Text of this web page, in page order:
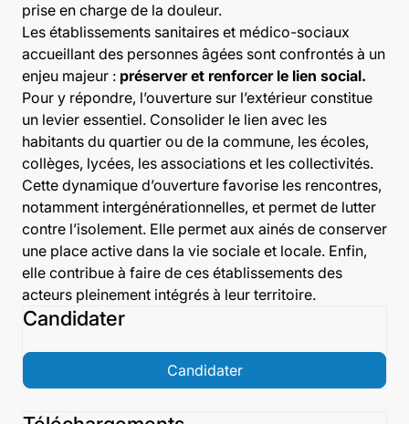
prise en charge de la douleur.
Les établissements sanitaires et médico-sociaux
accueillant des personnes âgées sont confrontés à un
enjeu majeur : préserver et renforcer le lien social.
Pour y répondre, l’ouverture sur l’extérieur constitue
un levier essentiel. Consolider le lien avec les
habitants du quartier ou de la commune, les écoles,
collèges, lycées, les associations et les collectivités.
Cette dynamique d’ouverture favorise les rencontres,
notamment intergénérationnelles, et permet de lutter
contre l’isolement. Elle permet aux ainés de conserver
une place active dans la vie sociale et locale. Enfin,
elle contribue à faire de ces établissements des
acteurs pleinement intégrés à leur territoire.
Candidater
Candidater